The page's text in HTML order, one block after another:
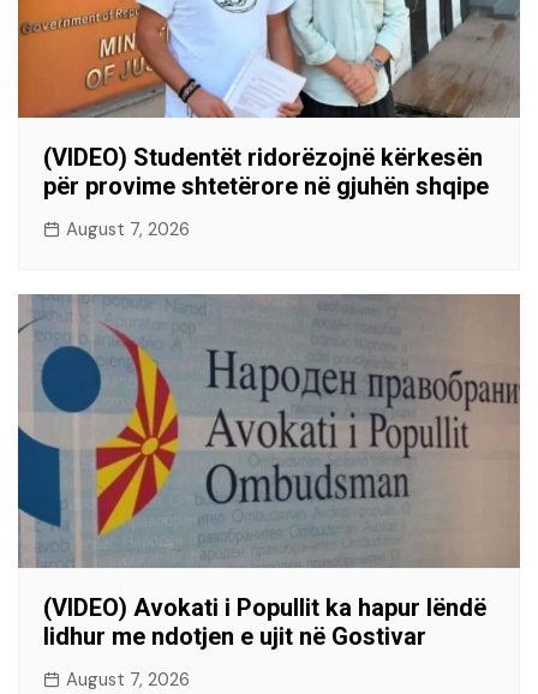
(VIDEO) Studentët ridorëzojnë kërkesën
për provime shtetërore në gjuhën shqipe
August 7, 2026
(VIDEO) Avokati i Popullit ka hapur lëndë
lidhur me ndotjen e ujit në Gostivar
August 7, 2026